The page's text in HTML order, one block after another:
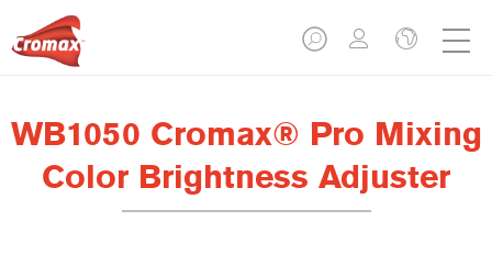
WB1050 Cromax® Pro Mixing
Color Brightness Adjuster